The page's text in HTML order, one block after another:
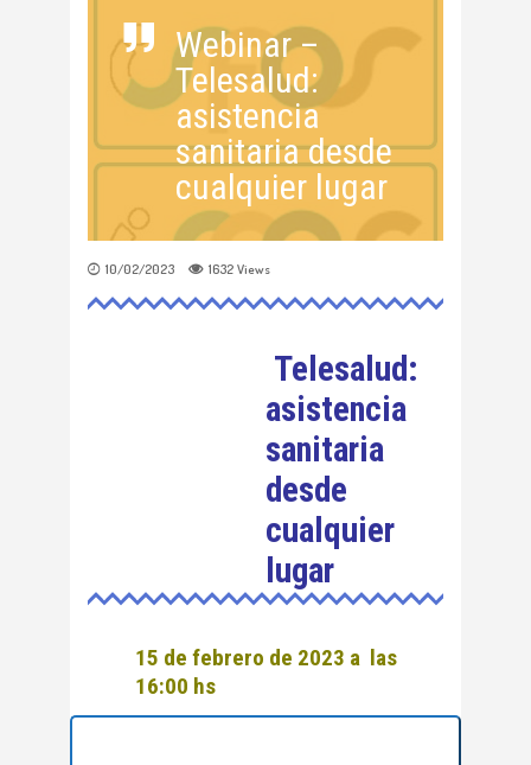
Webinar –
Telesalud:
asistencia
sanitaria desde
cualquier lugar
10/02/2023 1632 Views
Telesalud:
asistencia
sanitaria
desde
cualquier
lugar
15 de febrero de 2023 a las
16:00 hs